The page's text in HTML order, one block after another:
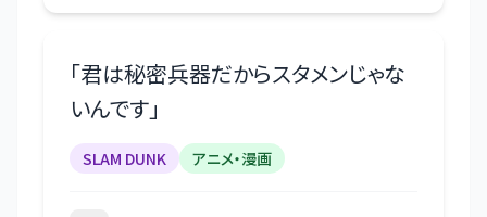
「君は秘密兵器だからスタメンじゃな
いんです」
SLAM DUNK アニメ・漫画